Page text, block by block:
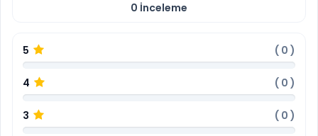
0 İnceleme
5 ( 0 )
4 ( 0 )
3 ( 0 )